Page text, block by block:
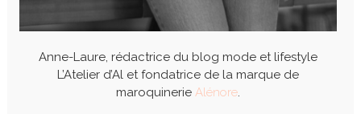
Anne-Laure, rédactrice du blog mode et lifestyle
L’Atelier d’Al et fondatrice de la marque de
maroquinerie Alénore.